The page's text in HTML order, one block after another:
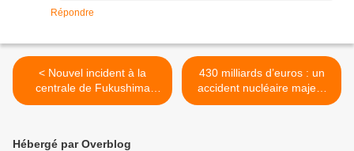
Répondre
< Nouvel incident à la
centrale de Fukushima
Daiichi
430 milliards d’euros : un
accident nucléaire majeur
mettrait la France en faillite
Hébergé par Overblog